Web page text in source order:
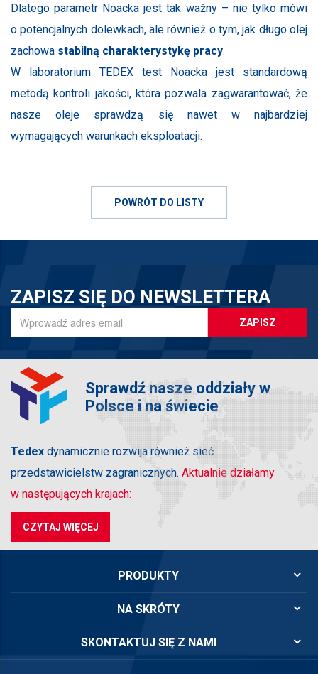
Dlatego parametr Noacka jest tak ważny – nie tylko mówi
o potencjalnych dolewkach, ale również o tym, jak długo olej
zachowa stabilną charakterystykę pracy.
W laboratorium TEDEX test Noacka jest standardową
metodą kontroli jakości, która pozwala zagwarantować, że
nasze oleje sprawdzą się nawet w najbardziej
wymagających warunkach eksploatacji.
POWRÓT DO LISTY
ZAPISZ SIĘ DO NEWSLETTERA
ZAPISZ
Sprawdź nasze oddziały w
Polsce i na świecie
Tedex dynamicznie rozwija również sieć
przedstawicielstw zagranicznych. Aktualnie działamy
w następujących krajach:
CZYTAJ WIĘCEJ
PRODUKTY
NA SKRÓTY
SKONTAKTUJ SIĘ Z NAMI